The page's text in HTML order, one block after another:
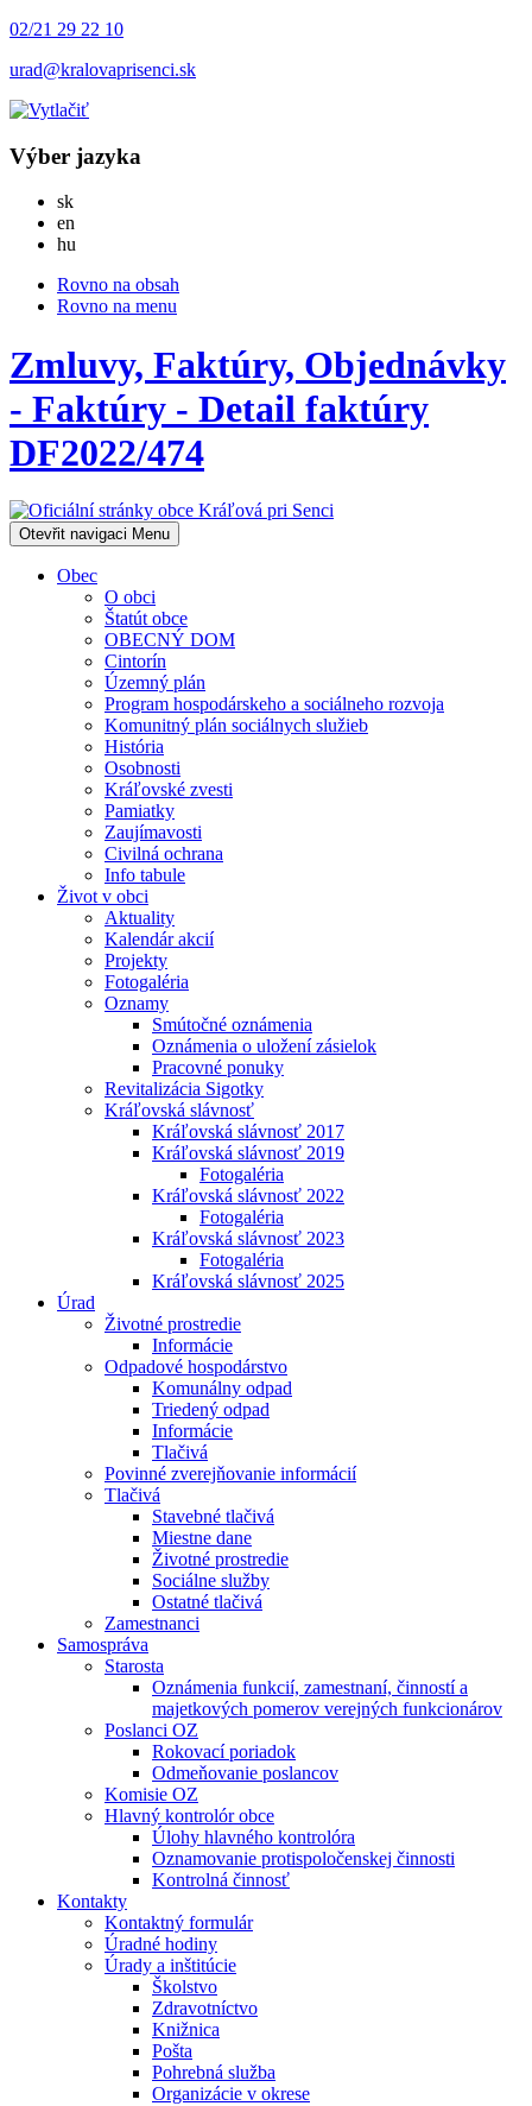
02/21 29 22 10
urad@kralovaprisenci.sk
Výber jazyka
skSlovensky
en
hu
Rovno na obsah
Rovno na menu
Zmluvy, Faktúry, Objednávky
- Faktúry - Detail faktúry
DF2022/474
Otevřit navigaci Menu
Obec
O obci
Štatút obce
OBECNÝ DOM
Cintorín
Územný plán
Program hospodárskeho a sociálneho rozvoja
Komunitný plán sociálnych služieb
História
Osobnosti
Kráľovské zvesti
Pamiatky
Zaujímavosti
Civilná ochrana
Info tabule
Život v obci
Aktuality
Kalendár akcií
Projekty
Fotogaléria
Oznamy
Smútočné oznámenia
Oznámenia o uložení zásielok
Pracovné ponuky
Revitalizácia Sigotky
Kráľovská slávnosť
Kráľovská slávnosť 2017
Kráľovská slávnosť 2019
Fotogaléria
Kráľovská slávnosť 2022
Fotogaléria
Kráľovská slávnosť 2023
Fotogaléria
Kráľovská slávnosť 2025
Úrad
Životné prostredie
Informácie
Odpadové hospodárstvo
Komunálny odpad
Triedený odpad
Informácie
Tlačivá
Povinné zverejňovanie informácií
Tlačivá
Stavebné tlačivá
Miestne dane
Životné prostredie
Sociálne služby
Ostatné tlačivá
Zamestnanci
Samospráva
Starosta
Oznámenia funkcií, zamestnaní, činností a
majetkových pomerov verejných funkcionárov
Poslanci OZ
Rokovací poriadok
Odmeňovanie poslancov
Komisie OZ
Hlavný kontrolór obce
Úlohy hlavného kontrolóra
Oznamovanie protispoločenskej činnosti
Kontrolná činnosť
Kontakty
Kontaktný formulár
Úradné hodiny
Úrady a inštitúcie
Školstvo
Zdravotníctvo
Knižnica
Pošta
Pohrebná služba
Organizácie v okrese